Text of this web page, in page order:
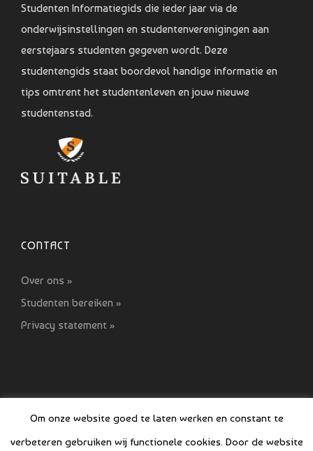
Studenten Informatiegids die ieder jaar via de
onderwijsinstellingen en studentenverenigingen aan
eerstejaars studenten gegeven wordt. Deze
studentengids staat boordevol handige informatie en
tips omtrent het studentenleven en jouw nieuwe
studentenstad.
CONTACT
Over ons »
Studenten bereiken »
Privacy statement »
Om onze website goed te laten werken en constant te
verbeteren gebruiken wij functionele cookies. Door de website